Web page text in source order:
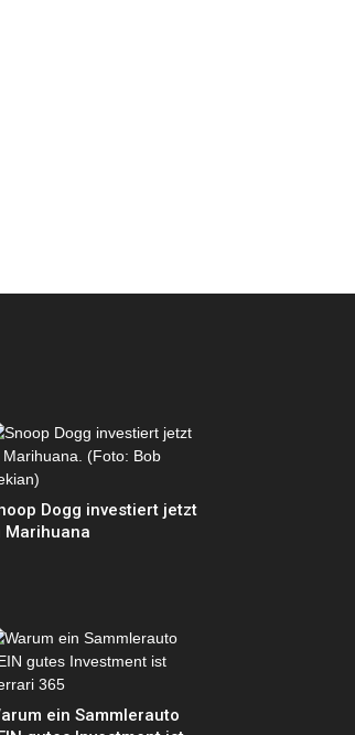
Dogg investiert jetzt
Marihuana
ein Sammlerauto